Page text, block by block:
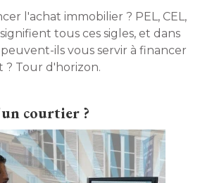
l'achat immobilier ? PEL, CEL,
signifient tous ces sigles, et dans
ils vous servir à financer
Tour d'horizon.
courtier ?